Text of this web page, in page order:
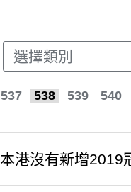
選擇類別
537 538 539 540
本港沒有新增2019